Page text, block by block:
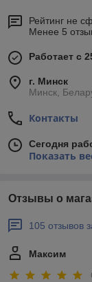
Рейтинг не
Менее 5
Работает с
г. Минск
Минск,
Контакты
Сегодня
Показать
Отзывы о
105 отзывов
Максим